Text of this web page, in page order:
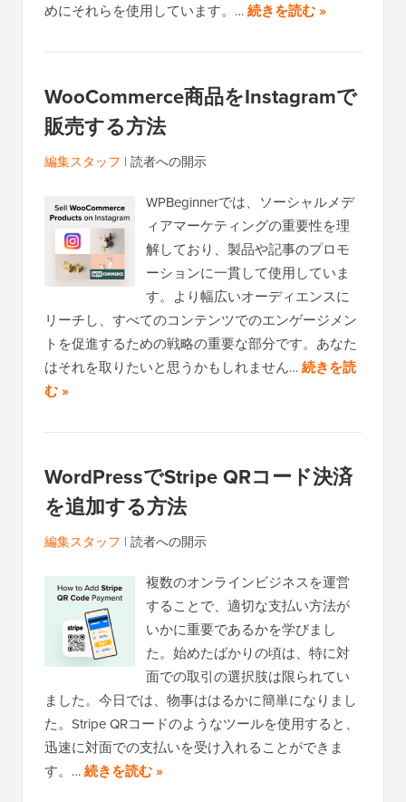
めにそれらを使用しています。…続きを読む »
WooCommerce商品をInstagramで
販売する方法
編集スタッフ | 読者への開示
WPBeginnerでは、ソーシャルメデ
ィアマーケティングの重要性を理
解しており、製品や記事のプロモ
ーションに一貫して使用していま
す。より幅広いオーディエンスに
リーチし、すべてのコンテンツでのエンゲージメン
トを促進するための戦略の重要な部分です。あなた
はそれを取りたいと思うかもしれません…続きを読
む »
WordPressでStripe QRコード決済
を追加する方法
編集スタッフ | 読者への開示
複数のオンラインビジネスを運営
することで、適切な支払い方法が
いかに重要であるかを学びまし
た。始めたばかりの頃は、特に対
面での取引の選択肢は限られてい
ました。今日では、物事ははるかに簡単になりまし
た。Stripe QRコードのようなツールを使用すると、
迅速に対面での支払いを受け入れることができま
す。…続きを読む »